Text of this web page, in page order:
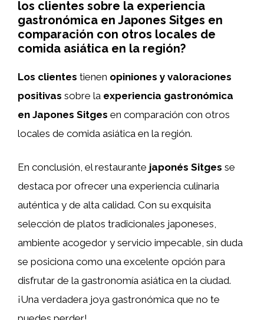
los clientes sobre la experiencia
gastronómica en Japones Sitges en
comparación con otros locales de
comida asiática en la región?
Los clientes tienen opiniones y valoraciones
positivas sobre la experiencia gastronómica
en Japones Sitges en comparación con otros
locales de comida asiática en la región.
En conclusión, el restaurante japonés Sitges se
destaca por ofrecer una experiencia culinaria
auténtica y de alta calidad. Con su exquisita
selección de platos tradicionales japoneses,
ambiente acogedor y servicio impecable, sin duda
se posiciona como una excelente opción para
disfrutar de la gastronomía asiática en la ciudad.
¡Una verdadera joya gastronómica que no te